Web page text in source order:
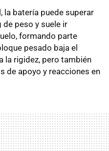
la batería puede superar
peso y suele ir
formando parte
pesado baja el
la rigidez, pero también
de apoyo y reacciones en